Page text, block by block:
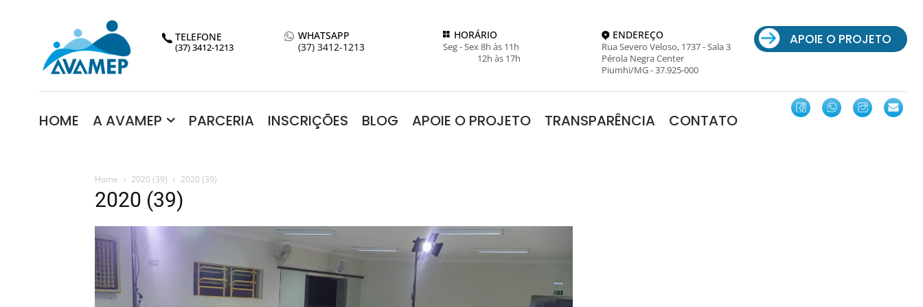
TELEFONE
WHATSAPP
(37) 3412-1213
(37) 3412-1213
HORÁRIO
Seg - Sex 8h às 11h
12h às 17h
ENDEREÇO
Rua Severo Veloso, 1737 - Sala 3
Pérola Negra Center
Piumhi/MG - 37.925-000
APOIE O PROJETO
HOME A AVAMEP PARCERIA INSCRIÇÕES BLOG APOIE O PROJETO TRANSPARÊNCIA CONTATO
Home 2020 (39) 2020 (39)
2020 (39)